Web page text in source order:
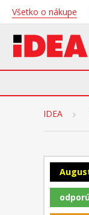
Všetko o nákupe
IDEA